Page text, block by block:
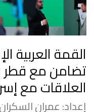
القمة العربية
تضامن مع قطر
العلاقات مع
إعداد: عمران السكران